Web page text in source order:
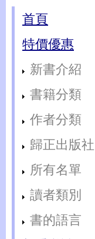
首頁
特價優惠
新書介紹
書籍分類
作者分類
歸正出版社
所有名單
讀者類別
書的語言